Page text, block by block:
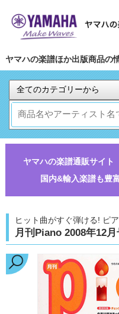
ヤマハの楽譜ほか出版商品の
ヤマハの楽譜通販サイト
国内&輸入楽譜も豊
ヒット曲がすぐ弾ける! ピ
月刊Piano 2008年12月